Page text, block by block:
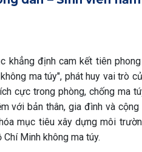
khẳng định cam kết tiên
ma túy", phát huy vai trò
cực trong phòng, chống ma
với bản thân, gia đình và cộng
mục tiêu xây dựng môi
Minh không ma túy.